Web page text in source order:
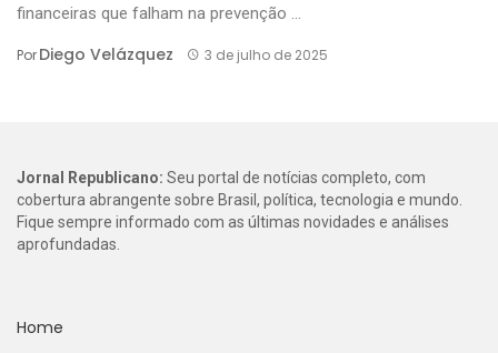
financeiras que falham na prevenção ...
PorDiego Velázquez 3 de julho de 2025
Jornal Republicano: Seu portal de notícias completo, com
cobertura abrangente sobre Brasil, política, tecnologia e mundo.
Fique sempre informado com as últimas novidades e análises
aprofundadas.
Home